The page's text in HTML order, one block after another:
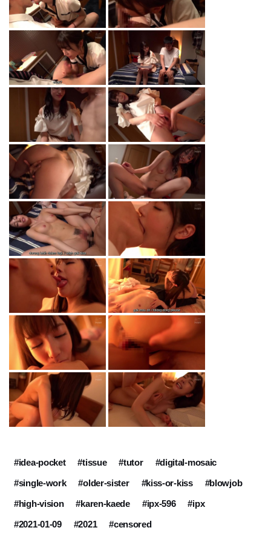
#idea-pocket #tissue #tutor
#digital-mosaic
#single-work
#older-sister #kiss-or-kiss
#blowjob
#high-vision
#karen-kaede #ipx-596
#ipx
#2021-01-09
#2021 #censored